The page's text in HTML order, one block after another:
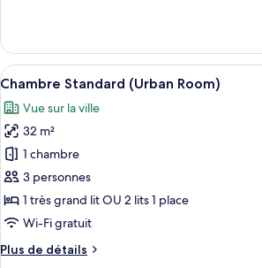
chambre :
Premium
Riva
Room
le
type
de
Premium
Riva
Room
Afficher
toutes
les
photos
pour
ce
type
de
chambre :
Chambre
Une
7
Chambre Standard (Urban Room)
Vue sur la ville
32 m²
1 chambre
3 personnes
1 très grand lit OU 2 lits 1 place
Wi-Fi gratuit
Plus de détails
Plus